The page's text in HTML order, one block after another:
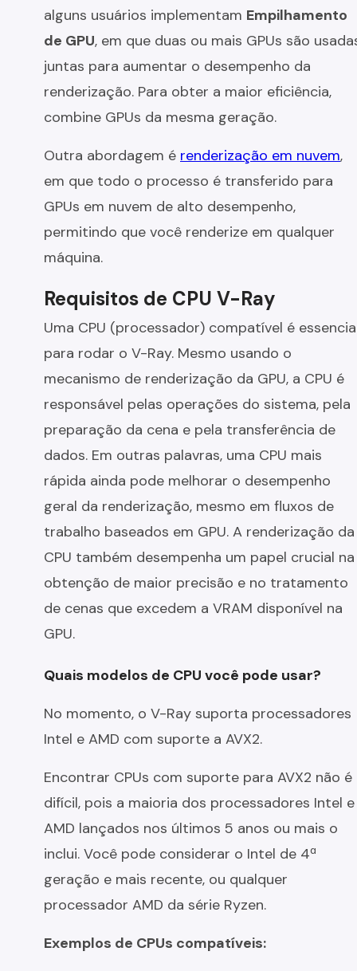
alguns usuários implementam Empilhamento
de GPU, em que duas ou mais GPUs são
juntas para aumentar o desempenho da
renderização. Para obter a maior eficiência,
combine GPUs da mesma geração.
Outra abordagem é renderização em nuvem,
em que todo o processo é transferido para
GPUs em nuvem de alto desempenho,
permitindo que você renderize em qualquer
máquina.
Requisitos de CPU V-Ray
Uma CPU (processador) compatível é
para rodar o V-Ray. Mesmo usando o
mecanismo de renderização da GPU, a CPU é
responsável pelas operações do sistema, pela
preparação da cena e pela transferência de
dados. Em outras palavras, uma CPU mais
rápida ainda pode melhorar o desempenho
geral da renderização, mesmo em fluxos de
trabalho baseados em GPU. A renderização da
CPU também desempenha um papel crucial na
obtenção de maior precisão e no tratamento
de cenas que excedem a VRAM disponível na
GPU.
Quais modelos de CPU você pode usar?
No momento, o V-Ray suporta processadores
Intel e AMD com suporte a AVX2.
Encontrar CPUs com suporte para AVX2 não é
difícil, pois a maioria dos processadores Intel e
AMD lançados nos últimos 5 anos ou mais o
inclui. Você pode considerar o Intel de 4ª
geração e mais recente, ou qualquer
processador AMD da série Ryzen.
Exemplos de CPUs compatíveis: